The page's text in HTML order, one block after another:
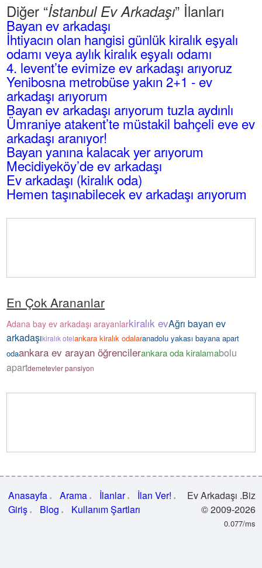
Diğer “İstanbul Ev Arkadaşı” İlanları
Bayan ev arkadaşı
İhtiyacın olan hangisi günlük kiralık eşyalı
odamı veya aylık kiralık eşyalı odamı
4. levent’te evimize ev arkadaşı arıyoruz
Yenibosna metrobüse yakın 2+1 - ev
arkadaşı arıyorum
Bayan ev arkadaşı arıyorum tuzla aydınlı
Ümraniye atakent’te müstakil bahçeli eve ev
arkadaşı aranıyor!
Bayan yanına kalacak yer arıyorum
Mecidiyeköy’de ev arkadaşı
Ev arkadaşı (kiralık oda)
Hemen taşınabilecek ev arkadaşı arıyorum
En Çok Arananlar
Adana bay ev arkadaşı arayanlarkiralık evAğrı bayan ev
arkadaşıkiralık otelankara kiralık odalaranadolu yakası bayana apart
odaankara ev arayan öğrencilerankara oda kiralamabolu
apartdemetevler pansiyon
Anasayfa Arama İlanlar
İlan Ver!
Giriş
Blog Kullanım Şartları
Ev Arkadaşı .Biz
© 2009-2026
0.077/ms